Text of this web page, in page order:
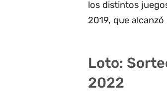
los distintos
2019, que
Loto:
2022